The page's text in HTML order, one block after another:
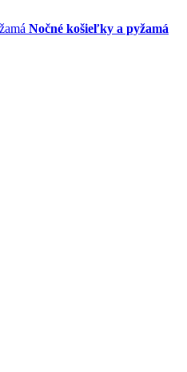
Nočné košieľky a pyžamá